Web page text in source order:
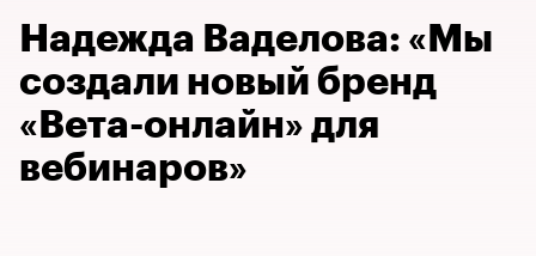
Надежда Ваделова: «Мы
создали новый бренд
«Вета-онлайн» для
вебинаров»